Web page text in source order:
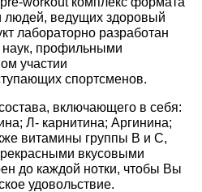
людей, ведущих здоровый
лабораторно разработан
наук, профильными
участии
спортсменов.
включающего в себя:
Л- карнитина; Аргинина;
витамины группы В и С,
вкусовыми
до каждой нотки, чтобы Вы
удовольствие.